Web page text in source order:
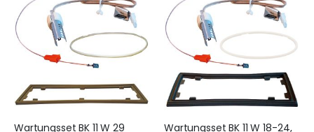
Wartungsset BK 11 W 29
Wartungsset BK 11 W 18-24,